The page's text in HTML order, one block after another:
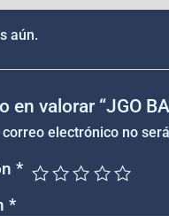
aún.
en valorar “JGO
electrónico no
*
*